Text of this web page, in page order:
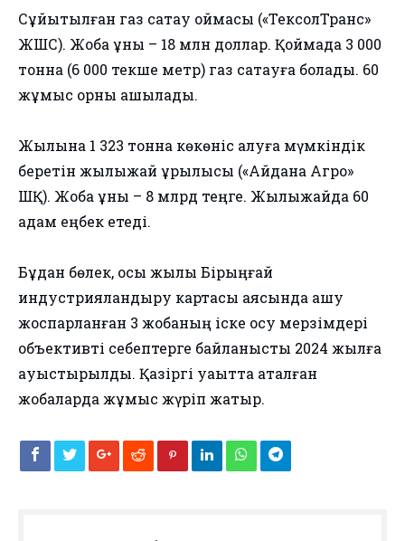
Сұйытылған газ сақтау қоймасы («ТексолТранс»
ЖШС). Жоба құны – 18 млн доллар. Қоймада 3 000
тонна (6 000 текше метр) газ сақтауға болады. 60
жұмыс орны ашылады.
Жылына 1 323 тонна көкөніс алуға мүмкіндік
беретін жылыжай құрылысы («Айдана Агро»
ШҚ). Жоба құны – 8 млрд теңге. Жылыжайда 60
адам еңбек етеді.
Бұдан бөлек, осы жылы Бірыңғай
индустрияландыру картасы аясында ашу
жоспарланған 3 жобаның іске қосу мерзімдері
объективті себептерге байланысты 2024 жылға
ауыстырылды. Қазіргі уақытта аталған
жобаларда жұмыс жүріп жатыр.